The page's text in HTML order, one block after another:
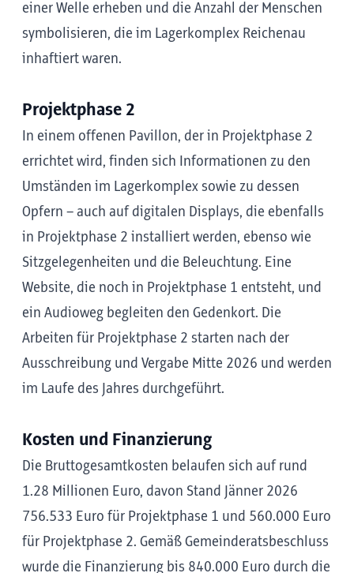
einer Welle erheben und die Anzahl der Menschen
symbolisieren, die im Lagerkomplex Reichenau
inhaftiert waren.
Projektphase 2
In einem offenen Pavillon, der in Projektphase 2
errichtet wird, finden sich Informationen zu den
Umständen im Lagerkomplex sowie zu dessen
Opfern – auch auf digitalen Displays, die ebenfalls
in Projektphase 2 installiert werden, ebenso wie
Sitzgelegenheiten und die Beleuchtung. Eine
Website, die noch in Projektphase 1 entsteht, und
ein Audioweg begleiten den Gedenkort. Die
Arbeiten für Projektphase 2 starten nach der
Ausschreibung und Vergabe Mitte 2026 und werden
im Laufe des Jahres durchgeführt.
Kosten und Finanzierung
Die Bruttogesamtkosten belaufen sich auf rund
1.28 Millionen Euro, davon Stand Jänner 2026
756.533 Euro für Projektphase 1 und 560.000 Euro
für Projektphase 2. Gemäß Gemeinderatsbeschluss
wurde die Finanzierung bis 840.000 Euro durch die